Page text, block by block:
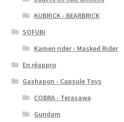
KUBRICK - BEARBRICK
SOFUBI
Kamen rider - Masked Rider
En réappro
Gashapon - Capsule Toys
COBRA - Terasawa
Gundam